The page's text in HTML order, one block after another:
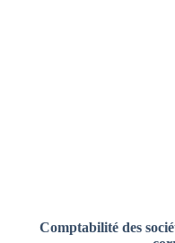
Comptabilité des